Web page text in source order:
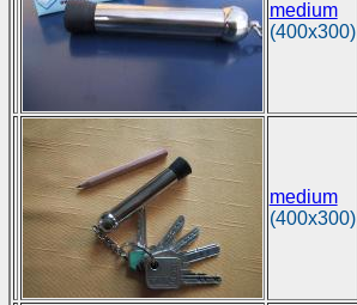
medium
(400x300)
medium
(400x300)